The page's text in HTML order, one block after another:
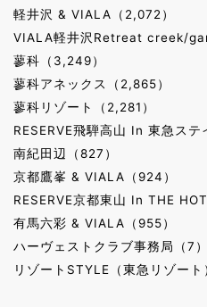
軽井沢 & VIALA（2,072）
VIALA軽井沢Retreat creek/
蓼科（3,249）
蓼科アネックス（2,865）
蓼科リゾート（2,281）
RESERVE飛騨高山 In 東急ステ
南紀田辺（827）
京都鷹峯 & VIALA（924）
RESERVE京都東山 In THE
有馬六彩 & VIALA（955）
ハーヴェストクラブ事務局（7）
リゾートSTYLE（東急リゾート